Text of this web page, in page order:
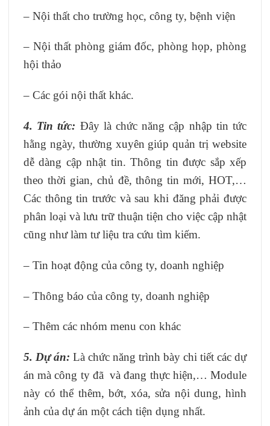
– Nội thất cho trường học, công ty, bệnh viện
– Nội thất phòng giám đốc, phòng họp, phòng
hội thảo
– Các gói nội thất khác.
4. Tin tức: Đây là chức năng cập nhập tin tức
hằng ngày, thường xuyên giúp quản trị website
dễ dàng cập nhật tin. Thông tin được sắp xếp
theo thời gian, chủ đề, thông tin mới, HOT,…
Các thông tin trước và sau khi đăng phải được
phân loại và lưu trữ thuận tiện cho việc cập nhật
cũng như làm tư liệu tra cứu tìm kiếm.
– Tin hoạt động của công ty, doanh nghiệp
– Thông báo của công ty, doanh nghiệp
– Thêm các nhóm menu con khác
5. Dự án: Là chức năng trình bày chi tiết các dự
án mà công ty đã và đang thực hiện,… Module
này có thể thêm, bớt, xóa, sửa nội dung, hình
ảnh của dự án một cách tiện dụng nhất.